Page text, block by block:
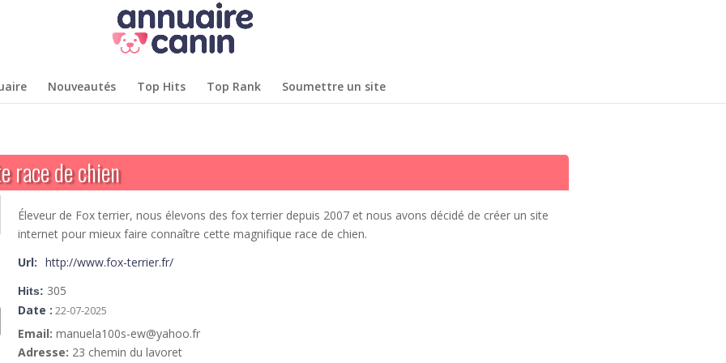
Nouveautés Top Hits Top Rank Soumettre un site
race de chien
Éleveur de Fox terrier, nous élevons des fox terrier depuis 2007 et nous avons décidé de créer un site
internet pour mieux faire connaître cette magnifique race de chien.
Url: http://www.fox-terrier.fr/
Hits: 305
Date : 22-07-2025
Email: manuela100s-ew@yahoo.fr
Adresse: 23 chemin du lavoret